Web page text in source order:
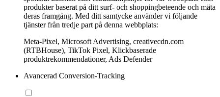
produkter baserat på ditt surf- och shoppingbeteende och mäta
deras framgång. Med ditt samtycke använder vi följande
tjänster från tredje part på denna webbplats:
Meta-Pixel, Microsoft Advertising, creativecdn.com
(RTBHouse), TikTok Pixel, Klickbaserade
produktrekommendationer, Ads Defender
Avancerad Conversion-Tracking